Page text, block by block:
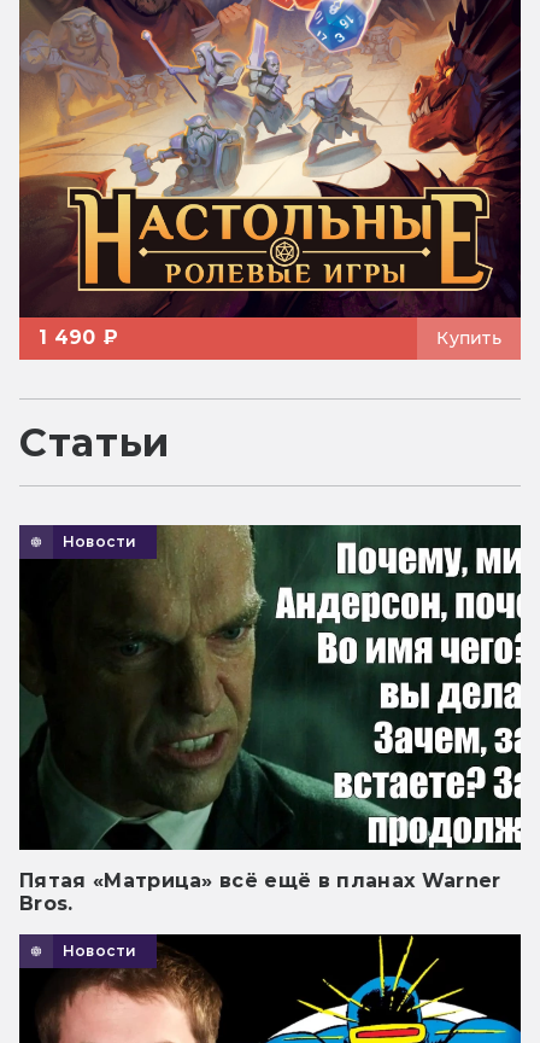
1 490 ₽ Купить
Статьи
Новости
Пятая «Матрица» всё ещё в планах Warner
Bros.
Новости